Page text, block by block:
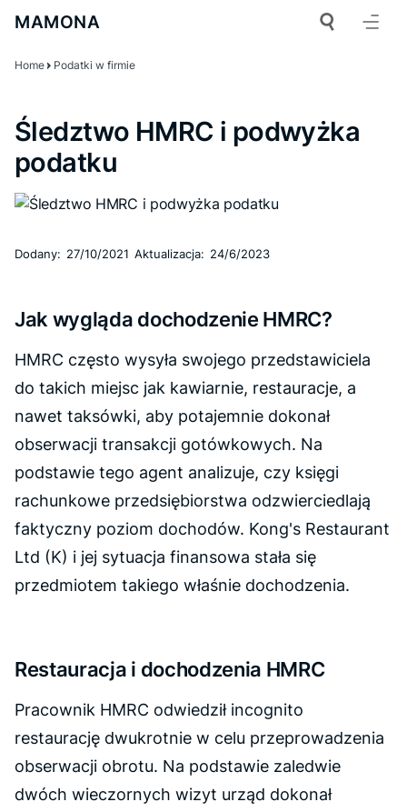
MAMONA
Home Podatki w firmie
Śledztwo HMRC i podwyżka
podatku
Dodany: 27/10/2021 Aktualizacja: 24/6/2023
Jak wygląda dochodzenie HMRC?
HMRC często wysyła swojego przedstawiciela
do takich miejsc jak kawiarnie, restauracje, a
nawet taksówki, aby potajemnie dokonał
obserwacji transakcji gotówkowych. Na
podstawie tego agent analizuje, czy księgi
rachunkowe przedsiębiorstwa odzwierciedlają
faktyczny poziom dochodów. Kong's Restaurant
Ltd (K) i jej sytuacja finansowa stała się
przedmiotem takiego właśnie dochodzenia.
Restauracja i dochodzenia HMRC
Pracownik HMRC odwiedził incognito
restaurację dwukrotnie w celu przeprowadzenia
obserwacji obrotu. Na podstawie zaledwie
dwóch wieczornych wizyt urząd dokonał